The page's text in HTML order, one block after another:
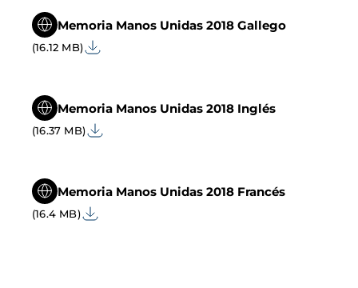
Memoria Manos Unidas 2018 Gallego
(16.12 MB)
Memoria Manos Unidas 2018 Inglés
(16.37 MB)
Memoria Manos Unidas 2018 Francés
(16.4 MB)